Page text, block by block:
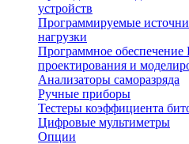
устройств
Программируемые
нагрузки
Программное обеспечение
проектирования и
Анализаторы саморазряда
Ручные приборы
Тестеры коэффициента
Цифровые мультиметры
Опции